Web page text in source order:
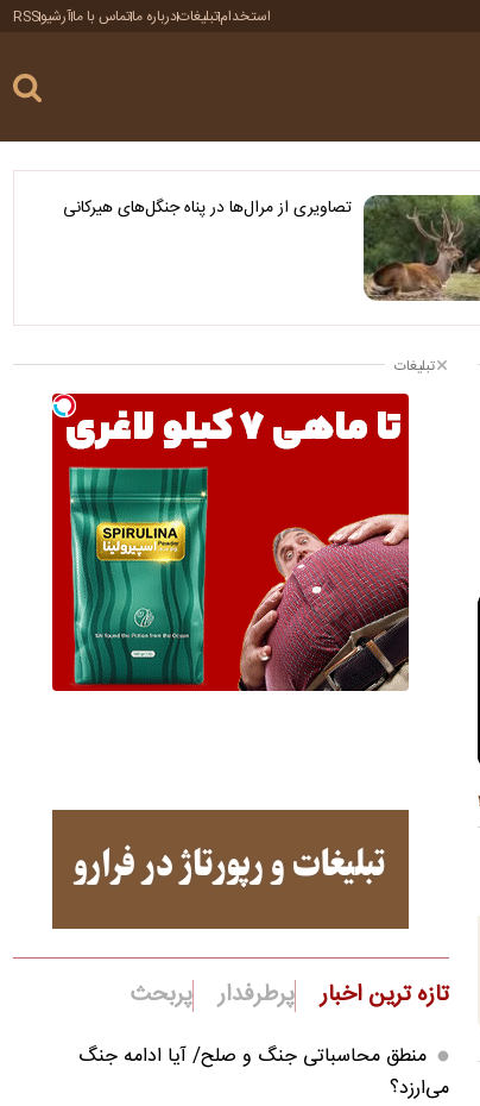
استخدامتبلیغاتدرباره ماتماس با ماآرشیوRSS
تصاویری از مرال‌ها در پناه جنگل‌های هیرکانی
تبلیغات
تازه ترین اخبار پرطرفدار پربحث
منطق محاسباتی جنگ و صلح/ آیا ادامه جنگ
می‌ارزد؟